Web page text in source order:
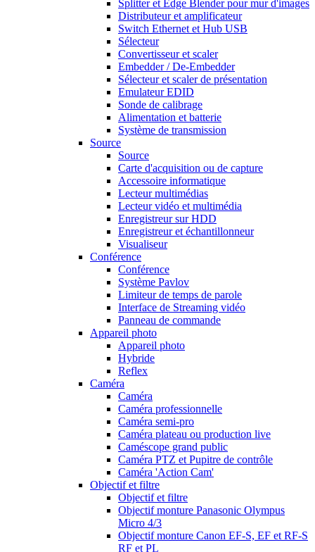
Splitter et Edge Blender pour mur d'images
Distributeur et amplificateur
Switch Ethernet et Hub USB
Sélecteur
Convertisseur et scaler
Embedder / De-Embedder
Sélecteur et scaler de présentation
Emulateur EDID
Sonde de calibrage
Alimentation et batterie
Système de transmission
Source
Source
Carte d'acquisition ou de capture
Accessoire informatique
Lecteur multimédias
Lecteur vidéo et multimédia
Enregistreur sur HDD
Enregistreur et échantillonneur
Visualiseur
Conférence
Conférence
Système Pavlov
Limiteur de temps de parole
Interface de Streaming vidéo
Panneau de commande
Appareil photo
Appareil photo
Hybride
Reflex
Caméra
Caméra
Caméra professionnelle
Caméra semi-pro
Caméra plateau ou production live
Caméscope grand public
Caméra PTZ et Pupitre de contrôle
Caméra 'Action Cam'
Objectif et filtre
Objectif et filtre
Objectif monture Panasonic Olympus
Micro 4/3
Objectif monture Canon EF-S, EF et RF-S
RF et PL